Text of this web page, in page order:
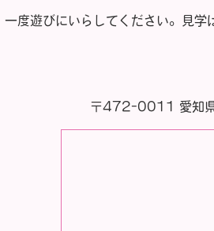
度遊びにいらしてください。 見学
〒472-0011 愛知